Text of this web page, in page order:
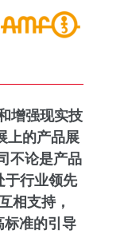
增强现实技
上的产品展
不论是产品
于行业领先
相支持，
标准的引导